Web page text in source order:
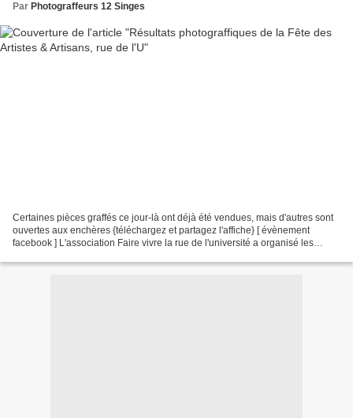
Par Photograffeurs 12 Singes
Certaines pièces graffés ce jour-là ont déjà été vendues, mais d'autres sont
ouvertes aux enchères {téléchargez et partagez l'affiche} [ évènement
facebook ] L'association Faire vivre la rue de l'université a organisé les